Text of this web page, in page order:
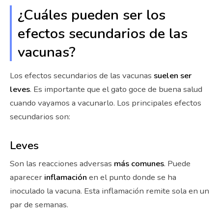
¿Cuáles pueden ser los
efectos secundarios de las
vacunas?
Los efectos secundarios de las vacunas suelen ser
leves. Es importante que el gato goce de buena salud
cuando vayamos a vacunarlo. Los principales efectos
secundarios son:
Leves
Son las reacciones adversas más comunes. Puede
aparecer inflamación en el punto donde se ha
inoculado la vacuna. Esta inflamación remite sola en un
par de semanas.